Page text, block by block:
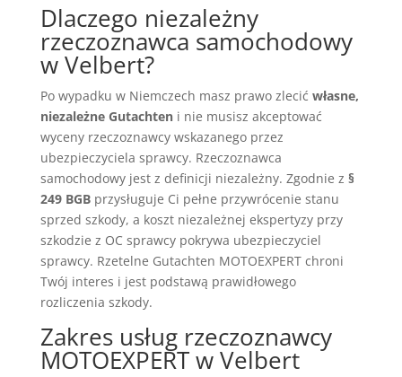
Dlaczego niezależny
rzeczoznawca samochodowy
w Velbert?
Po wypadku w Niemczech masz prawo zlecić własne,
niezależne Gutachteni nie musisz akceptować
wyceny rzeczoznawcy wskazanego przez
ubezpieczyciela sprawcy. Rzeczoznawca
samochodowy jest z definicji niezależny. Zgodnie z §
249 BGBprzysługuje Ci pełne przywrócenie stanu
sprzed szkody, a koszt niezależnej ekspertyzy przy
szkodzie z OC sprawcy pokrywa ubezpieczyciel
sprawcy. Rzetelne Gutachten MOTOEXPERT chroni
Twój interes i jest podstawą prawidłowego
rozliczenia szkody.
Zakres usług rzeczoznawcy
MOTOEXPERT w Velbert